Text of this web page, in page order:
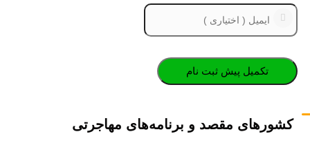
کشورهای مقصد و برنامه‌های مهاجرتی